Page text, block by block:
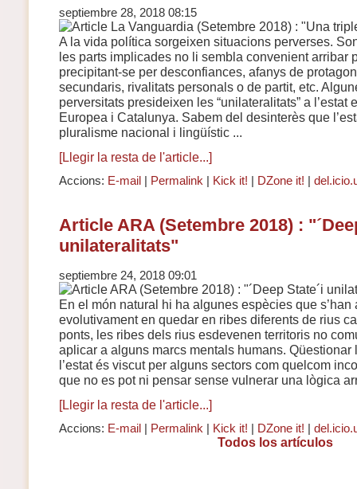
septiembre 28, 2018 08:15
A la vida política sorgeixen situacions perverses.
les parts implicades no li sembla convenient arribar
precipitant-se per desconfiances, afanys de
secundaris, rivalitats personals o de partit, etc.
perversitats presideixen les “unilateralitats” a l’estat
Europea i Catalunya. Sabem del desinterès que
pluralisme nacional i lingüístic ...
[Llegir la resta de l'article...]
Accions: E-mail Permalink Kick it! DZone it!
Article ARA (Setembre 2018) :
unilateralitats"
septiembre 24, 2018 09:01
En el món natural hi ha algunes espècies que s’han
evolutivament en quedar en ribes diferents de rius
ponts, les ribes dels rius esdevenen territoris no
aplicar a alguns marcs mentals humans. Qüestionar
l’estat és viscut per alguns sectors com quelcom
que no es pot ni pensar sense vulnerar una lògica
[Llegir la resta de l'article...]
Accions: E-mail Permalink Kick it! DZone it!
Todos los artículos